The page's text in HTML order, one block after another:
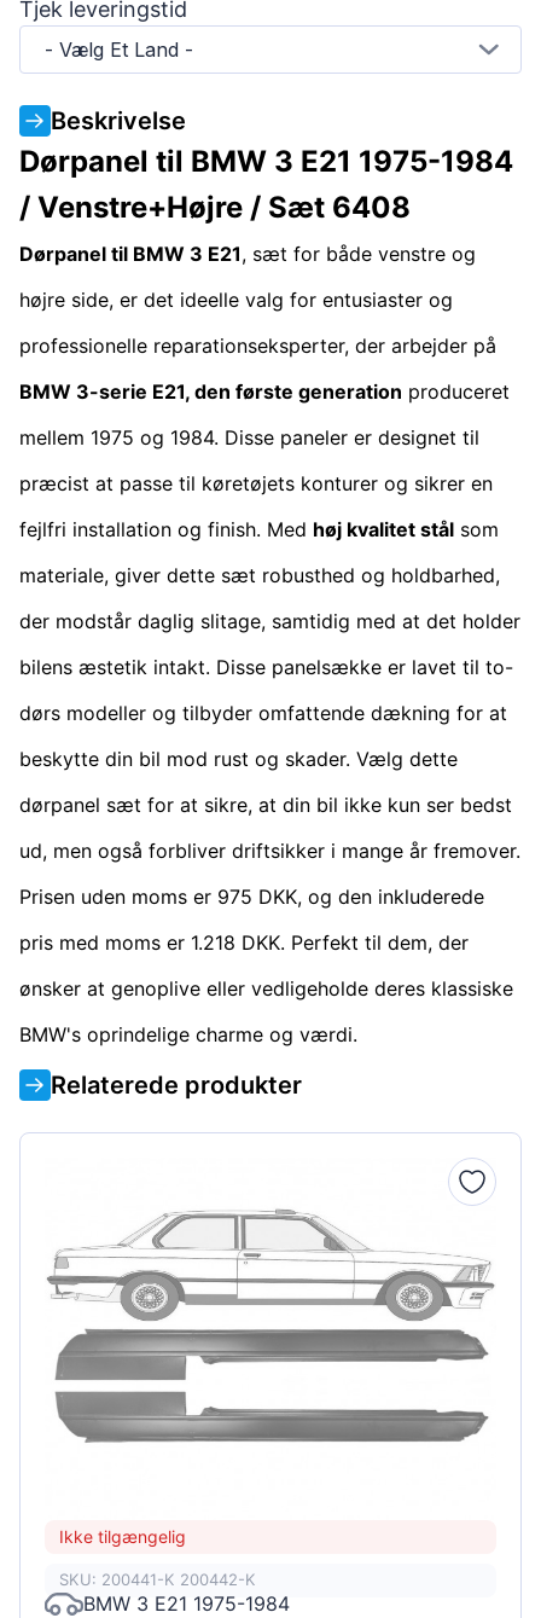
Tjek leveringstid
- Vælg Et Land -
Beskrivelse
Dørpanel til BMW 3 E21 1975-1984
/ Venstre+Højre / Sæt 6408
Dørpanel til BMW 3 E21, sæt for både venstre og
højre side, er det ideelle valg for entusiaster og
professionelle reparationseksperter, der arbejder på
BMW 3-serie E21, den første generation produceret
mellem 1975 og 1984. Disse paneler er designet til
præcist at passe til køretøjets konturer og sikrer en
fejlfri installation og finish. Med høj kvalitet stål som
materiale, giver dette sæt robusthed og holdbarhed,
der modstår daglig slitage, samtidig med at det holder
bilens æstetik intakt. Disse panelsække er lavet til to-
dørs modeller og tilbyder omfattende dækning for at
beskytte din bil mod rust og skader. Vælg dette
dørpanel sæt for at sikre, at din bil ikke kun ser bedst
ud, men også forbliver driftsikker i mange år fremover.
Prisen uden moms er 975 DKK, og den inkluderede
pris med moms er 1.218 DKK. Perfekt til dem, der
ønsker at genoplive eller vedligeholde deres klassiske
BMW's oprindelige charme og værdi.
Relaterede produkter
Ikke tilgængelig
SKU: 200441-K 200442-K
BMW 3 E21 1975-1984